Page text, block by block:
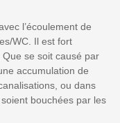
l’écoulement de
WC. Il est fort
se soit causé par
accumulation de
ou dans
bouchées par les